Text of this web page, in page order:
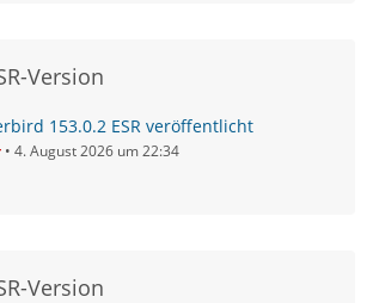
Version
153.0.2 ESR veröffentlicht
4. August 2026 um 22:34
Version